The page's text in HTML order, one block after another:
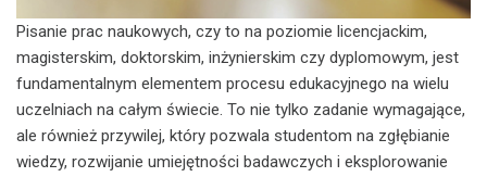
Pisanie prac naukowych, czy to na poziomie licencjackim,
magisterskim, doktorskim, inżynierskim czy dyplomowym, jest
fundamentalnym elementem procesu edukacyjnego na wielu
uczelniach na całym świecie. To nie tylko zadanie wymagające,
ale również przywilej, który pozwala studentom na zgłębianie
wiedzy, rozwijanie umiejętności badawczych i eksplorowanie